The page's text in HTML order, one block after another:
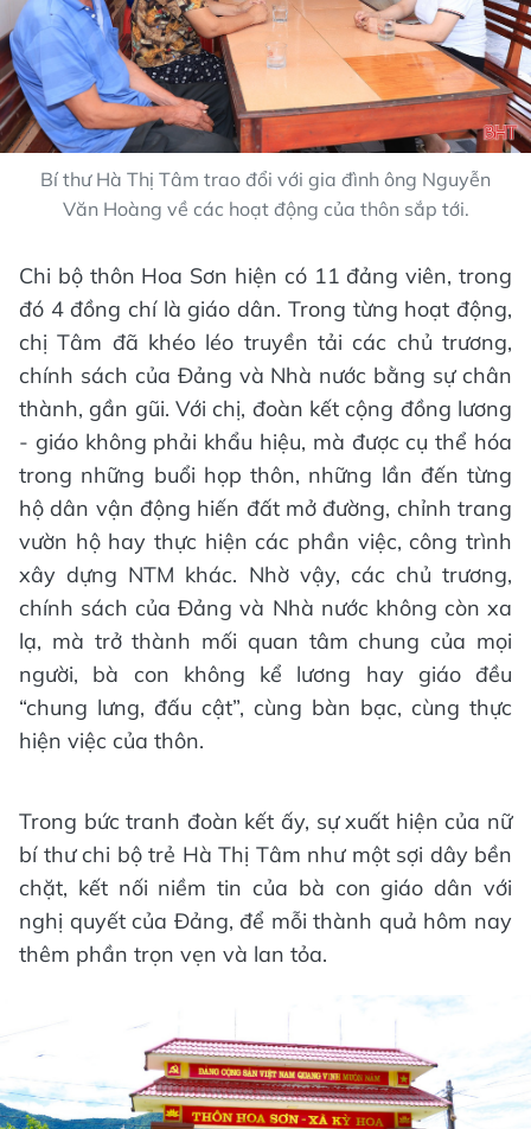
Bí thư Hà Thị Tâm trao đổi với gia đình ông Nguyễn
Văn Hoàng về các hoạt động của thôn sắp tới.
Chi bộ thôn Hoa Sơn hiện có 11 đảng viên, trong
đó 4 đồng chí là giáo dân. Trong từng hoạt động,
chị Tâm đã khéo léo truyền tải các chủ trương,
chính sách của Đảng và Nhà nước bằng sự chân
thành, gần gũi. Với chị, đoàn kết cộng đồng lương
- giáo không phải khẩu hiệu, mà được cụ thể hóa
trong những buổi họp thôn, những lần đến từng
hộ dân vận động hiến đất mở đường, chỉnh trang
vườn hộ hay thực hiện các phần việc, công trình
xây dựng NTM khác. Nhờ vậy, các chủ trương,
chính sách của Đảng và Nhà nước không còn xa
lạ, mà trở thành mối quan tâm chung của mọi
người, bà con không kể lương hay giáo đều
“chung lưng, đấu cật”, cùng bàn bạc, cùng thực
hiện việc của thôn.
Trong bức tranh đoàn kết ấy, sự xuất hiện của nữ
bí thư chi bộ trẻ Hà Thị Tâm như một sợi dây bền
chặt, kết nối niềm tin của bà con giáo dân với
nghị quyết của Đảng, để mỗi thành quả hôm nay
thêm phần trọn vẹn và lan tỏa.